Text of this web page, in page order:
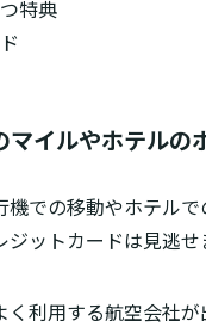
特典
マイルやホテルの
機での移動やホテル
ットカードは見逃せ
く利用する航空会社